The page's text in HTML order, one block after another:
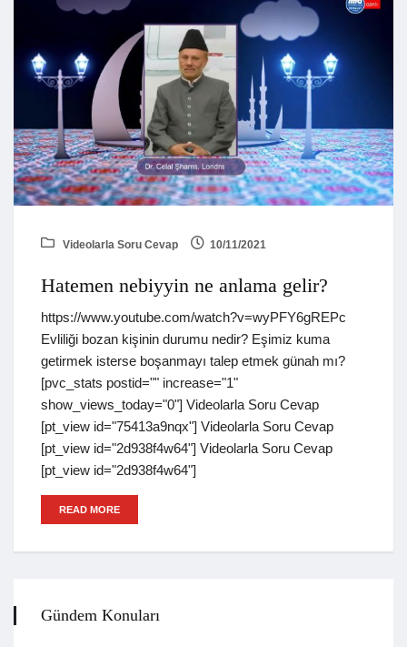
Videolarla Soru Cevap 10/11/2021
Hatemen nebiyyin ne anlama gelir?
https://www.youtube.com/watch?v=wyPFY6gREPc
Evliliği bozan kişinin durumu nedir? Eşimiz kuma
getirmek isterse boşanmayı talep etmek günah mı?
[pvc_stats postid="" increase="1"
show_views_today="0"] Videolarla Soru Cevap
[pt_view id="75413a9nqx"] Videolarla Soru Cevap
[pt_view id="2d938f4w64"] Videolarla Soru Cevap
[pt_view id="2d938f4w64"]
READ MORE
Gündem Konuları